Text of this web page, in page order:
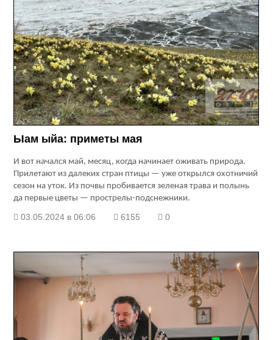
Ыам ыйа: приметы мая
И вот начался май, месяц, когда начинает оживать природа.
Прилетают из далеких стран птицы — уже открылся охотничий
сезон на уток. Из почвы пробивается зеленая трава и полынь
да первые цветы — прострелы-подснежники.
03.05.2024 в 06:06 6155 0